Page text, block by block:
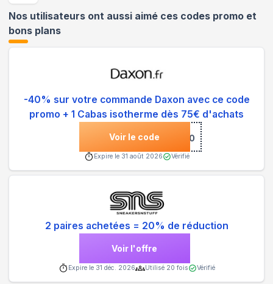
Nos utilisateurs ont aussi aimé ces codes promo et
bons plans
-40% sur votre commande Daxon avec ce code
promo + 1 Cabas isotherme dès 75€ d'achats
Voir le code ***10
Expire le 31 août 2026 Vérifié
2 paires achetées = 20% de réduction
Voir l'offre
Expire le 31 déc. 2026 Utilisé 20 fois Vérifié